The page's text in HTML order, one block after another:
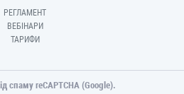
РЕГЛАМЕНТ
ВЕБІНАРИ
ТАРИФИ
спаму reCAPTCHA (Google).